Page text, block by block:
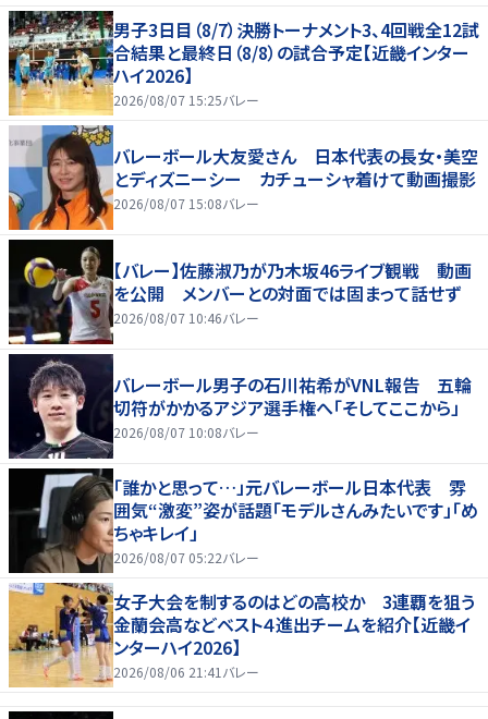
男子3日目（8/7）決勝トーナメント3、4回戦全12試
合結果と最終日（8/8）の試合予定【近畿インター
ハイ2026】
2026/08/07 15:25バレー
バレーボール大友愛さん 日本代表の長女・美空
とディズニーシー カチューシャ着けて動画撮影
2026/08/07 15:08バレー
【バレー】佐藤淑乃が乃木坂46ライブ観戦 動画
を公開 メンバーとの対面では固まって話せず
2026/08/07 10:46バレー
バレーボール男子の石川祐希がVNL報告 五輪
切符がかかるアジア選手権へ「そしてここから」
2026/08/07 10:08バレー
「誰かと思って…」元バレーボール日本代表 雰
囲気“激変”姿が話題「モデルさんみたいです」「め
ちゃキレイ」
2026/08/07 05:22バレー
女子大会を制するのはどの高校か 3連覇を狙う
金蘭会高などベスト４進出チームを紹介【近畿イ
ンターハイ2026】
2026/08/06 21:41 バレー